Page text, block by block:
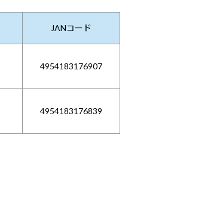
JANコード
4954183176907
4954183176839